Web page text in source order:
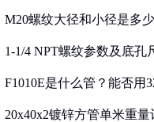
M20螺纹大径和小径是多少
1-1/4 NPT螺纹参数及底孔
F1010E是什么管？能否用
20x40x2镀锌方管单米重